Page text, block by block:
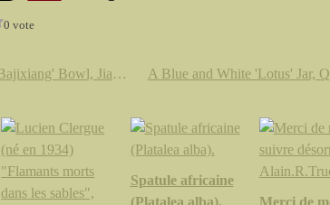
0 vote
A Blue and White 'Bajixiang' Bowl, Jiaqing Seal Mark and Period
Spatule africaine
(Platalea alba).
Merci de